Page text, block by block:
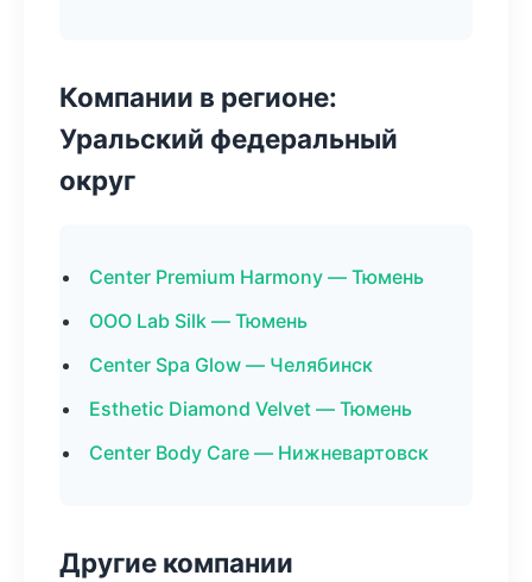
Компании в регионе:
Уральский федеральный
округ
Center Premium Harmony — Тюмень
ООО Lab Silk — Тюмень
Center Spa Glow — Челябинск
Esthetic Diamond Velvet — Тюмень
Center Body Care — Нижневартовск
Другие компании